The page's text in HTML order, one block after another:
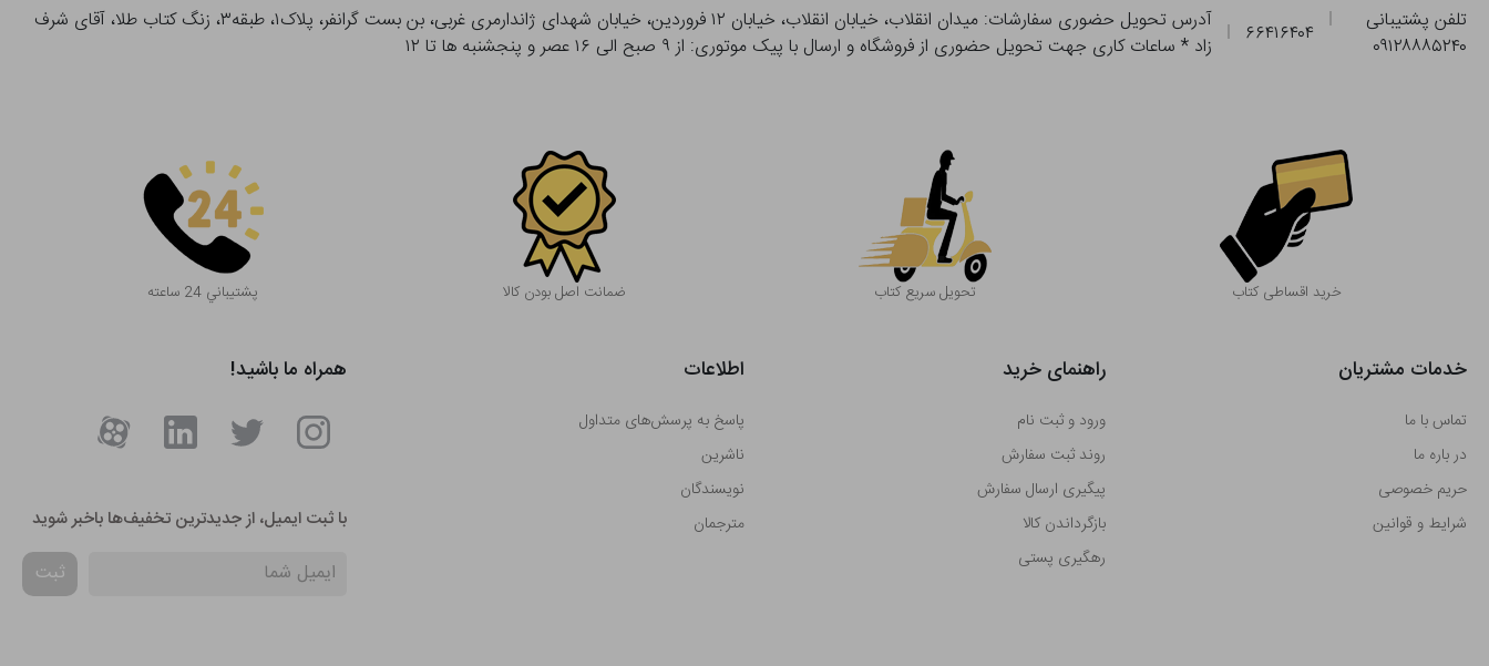
تلفن پشتیبانی
۰۹۱۲۸۸۸۵۲۴۰
۶۶۴۱۶۴۰۴
آدرس تحویل حضوری سفارشات: میدان انقلاب، خیابان انقلاب، خیابان ۱۲ فروردین، خیابان شهدای ژاندارمری غربی، بن بست گرانفر، پلاک۱، طبقه۳، زنگ کتاب طلا، آقای شرف
زاد * ساعات کاری جهت تحویل حضوری از فروشگاه و ارسال با پیک موتوری: از ۹ صبح الی ۱۶ عصر و پنجشنبه ها تا ۱۲
خرید اقساطی کتاب تحویل سریع کتاب
بصورت حضوری از آدرس تحویل حضوری سفارش خود را بدون هیچ هزینه ای تحویل بگیرید.
ضمانت اصل بودن کالا پشتيباني 24 ساعته
خدمات مشتریان
تماس با ما
در باره ما
حریم خصوصی
شرایط و قوانین
راهنمای خرید
ورود و ثبت نام
روند ثبت سفارش
پیگیری ارسال سفارش
بازگرداندن کالا
رهگیری پستی
اطلاعات
پاسخ به پرسش‌های متداول
ناشرین
نویسندگان
مترجمان
همراه ما باشید!
با ثبت ایمیل، از جدید‌ترین تخفیف‌ها با‌خبر شوید
ثبت